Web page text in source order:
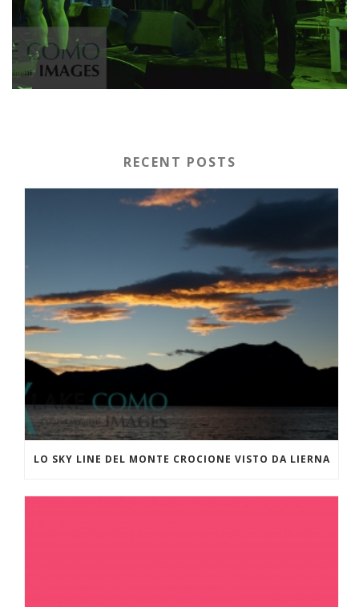
RECENT POSTS
LO SKY LINE DEL MONTE CROCIONE VISTO DA LIERNA